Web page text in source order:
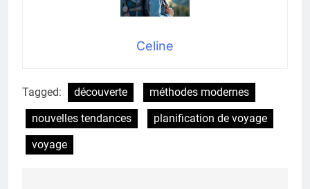
Celine
Tagged: découverte
méthodes modernes
nouvelles tendances
planification de voyage
voyage